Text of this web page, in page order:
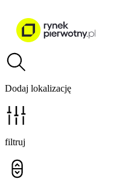
Dodaj lokalizację
filtruj